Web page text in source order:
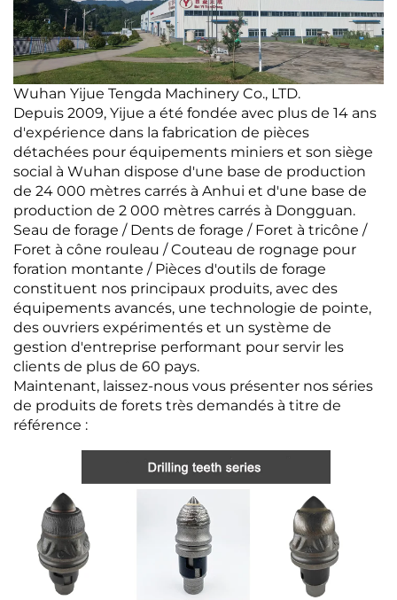
Wuhan Yijue Tengda Machinery Co., LTD.
Depuis 2009, Yijue a été fondée avec plus de 14 ans
d'expérience dans la fabrication de pièces
détachées pour équipements miniers et son siège
social à Wuhan dispose d'une base de production
de 24 000 mètres carrés à Anhui et d'une base de
production de 2 000 mètres carrés à Dongguan.
Seau de forage / Dents de forage / Foret à tricône /
Foret à cône rouleau / Couteau de rognage pour
foration montante / Pièces d'outils de forage
constituent nos principaux produits, avec des
équipements avancés, une technologie de pointe,
des ouvriers expérimentés et un système de
gestion d'entreprise performant pour servir les
clients de plus de 60 pays.
Maintenant, laissez-nous vous présenter nos séries
de produits de forets très demandés à titre de
référence :